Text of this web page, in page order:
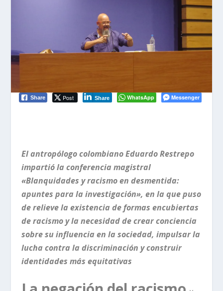
Share Post Share WhatsApp Messenger
El antropólogo colombiano Eduardo Restrepo
impartió la conferencia magistral
«Blanquidades y racismo en desmentida:
apuntes para la investigación», en la que puso
de relieve la existencia de formas encubiertas
de racismo y la necesidad de crear conciencia
sobre su influencia en la sociedad, impulsar la
lucha contra la discriminación y construir
identidades más equitativas